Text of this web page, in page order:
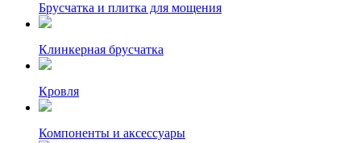
Брусчатка и плитка для мощения
Клинкерная брусчатка
Кровля
Компоненты и аксессуары